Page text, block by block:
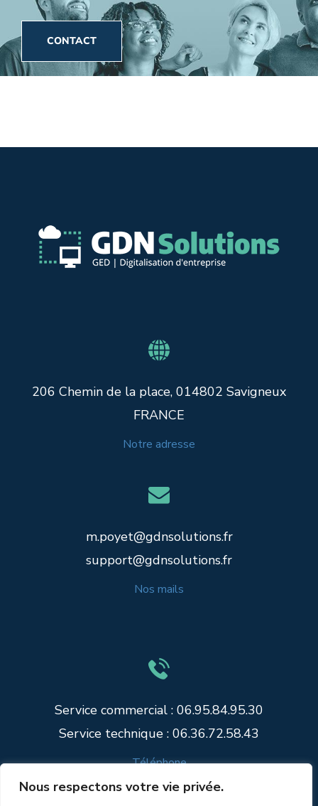
Nous respectons votre vie privée.
CONTACT
206 Chemin de la place, 014802 Savigneux
FRANCE
Notre adresse
m.poyet@gdnsolutions.fr
support@gdnsolutions.fr
Nos mails
Service commercial : 06.95.84.95.30
Service technique : 06.36.72.58.43
Téléphone
Politique de confidentialité